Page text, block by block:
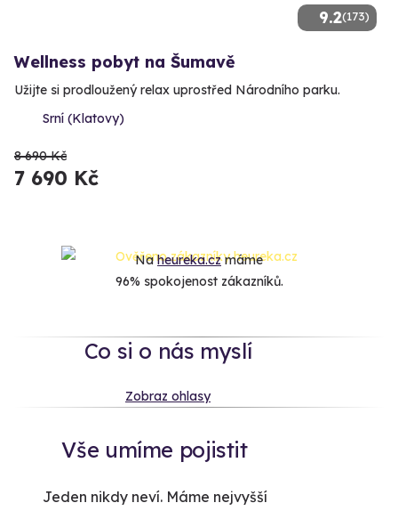
9.2(173)
Wellness pobyt na Šumavě
Užijte si prodloužený relax uprostřed Národního parku.
Srní (Klatovy)
8 690 Kč
7 690 Kč
Naheureka.czmáme
96% spokojenost zákazníků.
Co si o nás myslí
Zobraz ohlasy
Vše umíme pojistit
Jeden nikdy neví. Máme nejvyšší